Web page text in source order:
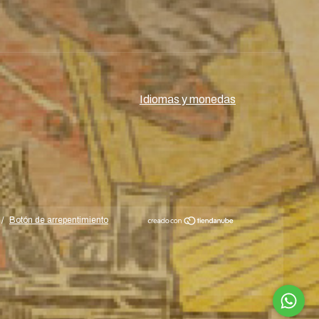
Idiomas y monedas
/ Botón de arrepentimiento